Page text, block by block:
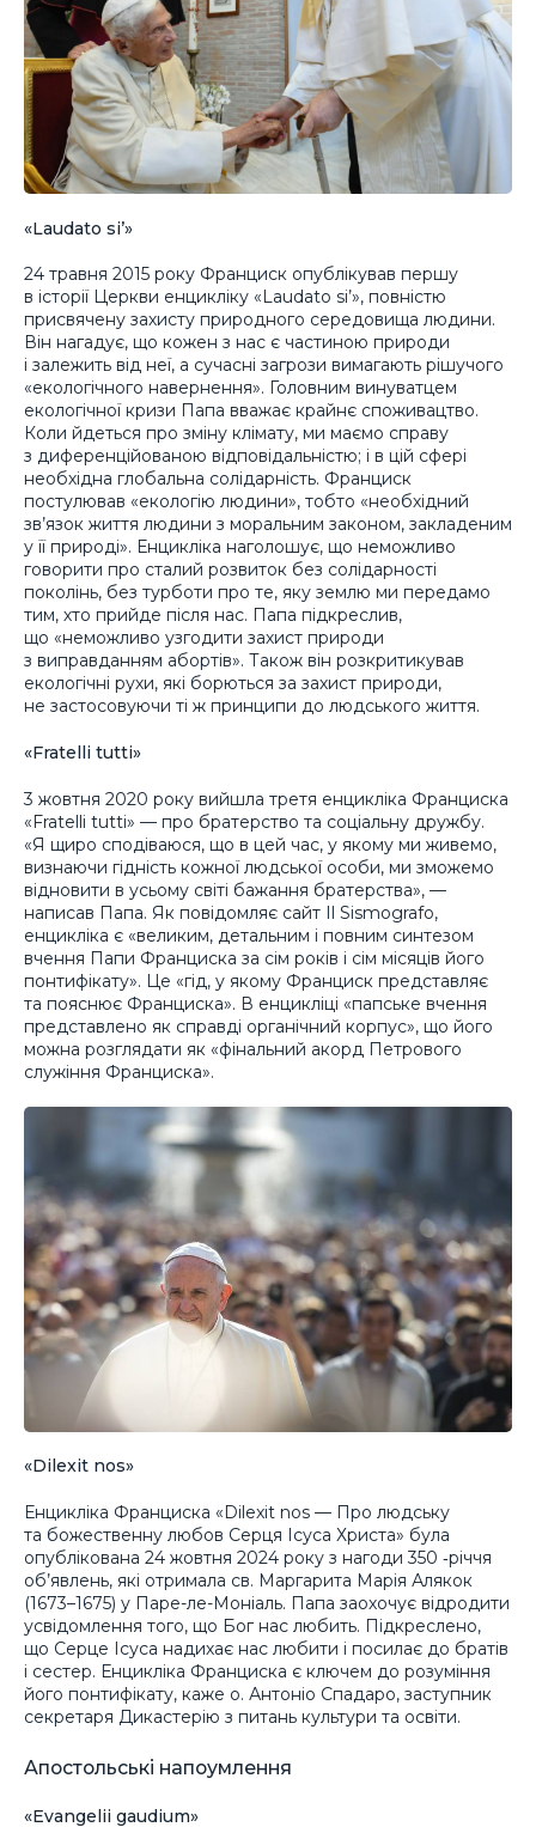
«Laudato si’»
24 травня 2015 року Франциск опублікував першу
в історії Церкви енцикліку «Laudato si’», повністю
присвячену захисту природного середовища людини.
Він нагадує, що кожен з нас є частиною природи
і залежить від неї, а сучасні загрози вимагають рішучого
«екологічного навернення». Головним винуватцем
екологічної кризи Папа вважає крайнє споживацтво.
Коли йдеться про зміну клімату, ми маємо справу
з диференційованою відповідальністю; і в цій сфері
необхідна глобальна солідарність. Франциск
постулював «екологію людини», тобто «необхідний
зв’язок життя людини з моральним законом, закладеним
у її природі». Енцикліка наголошує, що неможливо
говорити про сталий розвиток без солідарності
поколінь, без турботи про те, яку землю ми передамо
тим, хто прийде після нас. Папа підкреслив,
що «неможливо узгодити захист природи
з виправданням абортів». Також він розкритикував
екологічні рухи, які борються за захист природи,
не застосовуючи ті ж принципи до людського життя.
«Fratelli tutti»
3 жовтня 2020 року вийшла третя енцикліка Франциска
«Fratelli tutti» — про братерство та соціальну дружбу.
«Я щиро сподіваюся, що в цей час, у якому ми живемо,
визнаючи гідність кожної людської особи, ми зможемо
відновити в усьому світі бажання братерства», —
написав Папа. Як повідомляє сайт Il Sismografo,
енцикліка є «великим, детальним і повним синтезом
вчення Папи Франциска за сім років і сім місяців його
понтифікату». Це «гід, у якому Франциск представляє
та пояснює Франциска». В енцикліці «папське вчення
представлено як справді органічний корпус», що його
можна розглядати як «фінальний акорд Петрового
служіння Франциска».
«Dilexit nos»
Енцикліка Франциска «Dilexit nos — Про людську
та божественну любов Серця Ісуса Христа» була
опублікована 24 жовтня 2024 року з нагоди 350 ‑річчя
об’явлень, які отримала св. Маргарита Марія Алякок
(1673–1675) у Паре-ле-Моніаль. Папа заохочує відродити
усвідомлення того, що Бог нас любить. Підкреслено,
що Серце Ісуса надихає нас любити і посилає до братів
і сестер. Енцикліка Франциска є ключем до розуміння
його понтифікату, каже о. Антоніо Спадаро, заступник
секретаря Дикастерію з питань культури та освіти.
Апостольські напоумлення
«Evangelii gaudium»